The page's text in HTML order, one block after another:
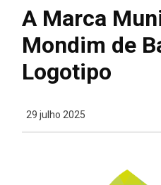
A Marca
Mondim de
Logotipo
29 julho 2025